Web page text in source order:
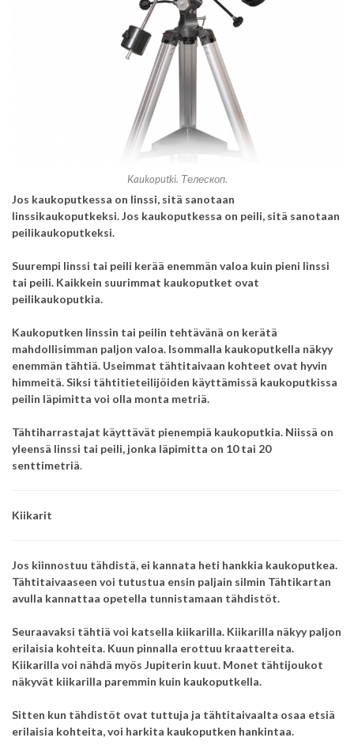
Kaukoputki. Телескоп.
Jos kaukoputkessa on linssi, sitä sanotaan
linssikaukoputkeksi. Jos kaukoputkessa on peili, sitä sanotaan
peilikaukoputkeksi.
Suurempi linssi tai peili kerää enemmän valoa kuin pieni linssi
tai peili. Kaikkein suurimmat kaukoputket ovat
peilikaukoputkia.
Kaukoputken linssin tai peilin tehtävänä on kerätä
mahdollisimman paljon valoa. Isommalla kaukoputkella näkyy
enemmän tähtiä. Useimmat tähtitaivaan kohteet ovat hyvin
himmeitä. Siksi tähtitieteilijöiden käyttämissä kaukoputkissa
peilin läpimitta voi olla monta metriä.
Tähtiharrastajat käyttävät pienempiä kaukoputkia. Niissä on
yleensä linssi tai peili, jonka läpimitta on 10 tai 20
senttimetriä.
Kiikarit
Jos kiinnostuu tähdistä, ei kannata heti hankkia kaukoputkea.
Tähtitaivaaseen voi tutustua ensin paljain silmin Tähtikartan
avulla kannattaa opetella tunnistamaan tähdistöt.
Seuraavaksi tähtiä voi katsella kiikarilla. Kiikarilla näkyy paljon
erilaisia kohteita. Kuun pinnalla erottuu kraattereita.
Kiikarilla voi nähdä myös Jupiterin kuut. Monet tähtijoukot
näkyvät kiikarilla paremmin kuin kaukoputkella.
Sitten kun tähdistöt ovat tuttuja ja tähtitaivaalta osaa etsiä
erilaisia kohteita, voi harkita kaukoputken hankintaa.